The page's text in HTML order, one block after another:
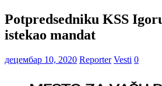
Potpredsedniku KSS
istekao mandat
децембар 10, 2020 Reporter Vesti 0